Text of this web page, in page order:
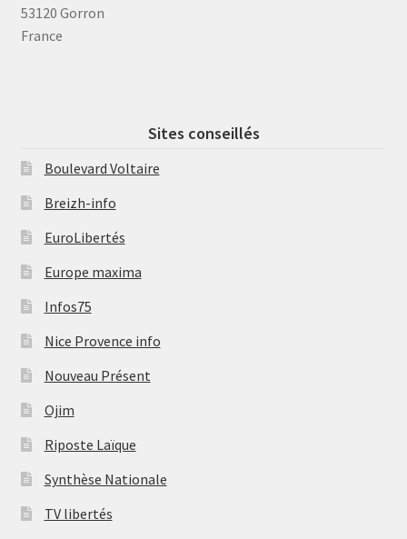
53120 Gorron
France
Sites conseillés
Boulevard Voltaire
Breizh-info
EuroLibertés
Europe maxima
Infos75
Nice Provence info
Nouveau Présent
Ojim
Riposte Laïque
Synthèse Nationale
TV libertés